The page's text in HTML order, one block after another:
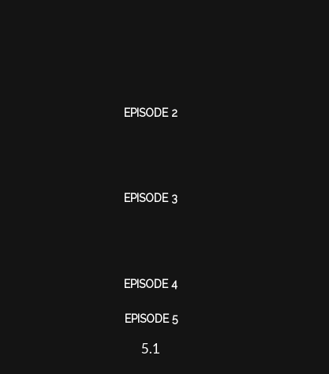
EPISODE 2
EPISODE 3
EPISODE 4
EPISODE 5
5.1